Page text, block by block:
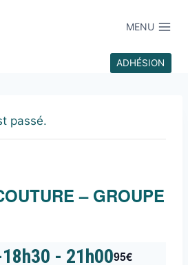
MENU
ADHÉSION
passé.
– GROUPE
- 21h0095€